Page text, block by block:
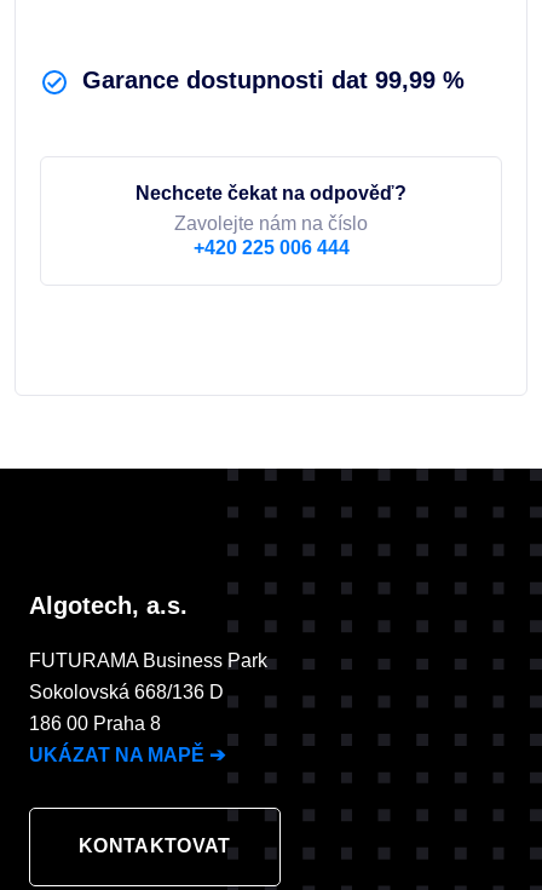
Garance dostupnosti dat 99,99 %
Nechcete čekat na odpověď?
Zavolejte nám na číslo
+420 225 006 444
Algotech, a.s.
FUTURAMA Business Park
Sokolovská 668/136 D
186 00 Praha 8
UKÁZAT NA MAPĚ ➔
KONTAKTOVAT